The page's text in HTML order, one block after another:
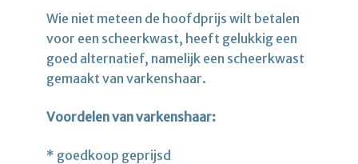
Wie niet meteen de hoofdprijs wilt betalen
voor een scheerkwast, heeft gelukkig een
goed alternatief, namelijk een scheerkwast
gemaakt van varkenshaar.
Voordelen van varkenshaar:
* goedkoop geprijsd